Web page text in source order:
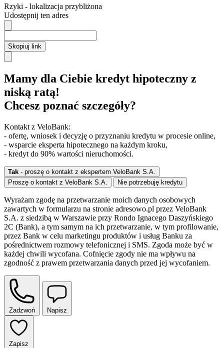
Rzyki - lokalizacja przybliżona
Udostępnij ten adres
Skopiuj link
Mamy dla Ciebie kredyt hipoteczny z
niską ratą!
Chcesz poznać szczegóły?
Kontakt z VeloBank:
- ofertę, wniosek i decyzję o przyznaniu kredytu w procesie online,
- wsparcie eksperta hipotecznego na każdym kroku,
- kredyt do 90% wartości nieruchomości.
Tak - proszę o kontakt z ekspertem VeloBank S.A.
Proszę o kontakt z VeloBank S.A.
Nie potrzebuję kredytu
Wyrażam zgodę na przetwarzanie moich danych osobowych
zawartych w formularzu na stronie adresowo.pl przez VeloBank
S.A. z siedzibą w Warszawie przy Rondo Ignacego Daszyńskiego
2C (Bank), a tym samym na ich przetwarzanie, w tym profilowanie,
przez Bank w celu marketingu produktów i usług Banku za
pośrednictwem rozmowy telefonicznej i SMS. Zgoda może być w
każdej chwili wycofana. Cofnięcie zgody nie ma wpływu na
zgodność z prawem przetwarzania danych przed jej wycofaniem.
Zadzwoń Napisz
Zapisz